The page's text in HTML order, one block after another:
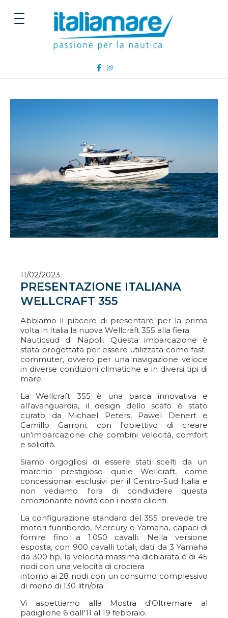
11/02/2023
PRESENTAZIONE ITALIANA
WELLCRAFT 355
Abbiamo il piacere di presentare per la prima
volta in Italia la nuova Wellcraft 355 alla fiera
Nauticsud di Napoli. Questa imbarcazione è
stata progettata per essere utilizzata come fast-
commuter, ovvero per una navigazione veloce
in diverse condizioni climatiche e in diversi tipi di
mare.
La Wellcraft 355 è una barca innovativa e
all'avanguardia, il design dello scafo è stato
curato da Michael Peters, Pawel Denert e
Camillo Garroni, con l'obiettivo di creare
un'imbarcazione che combini velocità, comfort
e solidità.
Siamo orgogliosi di essere stati scelti da un
marchio prestigioso quale Wellcraft, come
concessionari esclusivi per il Centro-Sud Italia e
non vediamo l'ora di condividere questa
emozionante novità con i nostri clienti.
La configurazione standard del 355 prevede tre
motori fuoribordo, Mercury o Yamaha, capaci di
fornire fino a 1.050 cavalli. Nella versione
esposta, con 900 cavalli totali, dati da 3 Yamaha
da 300 hp, la velocità massima dichiarata è di 45
nodi con una velocità di crociera
intorno ai 28 nodi con un consumo complessivo
di meno di 130 litri/ora.
Vi aspettiamo alla Mostra d'Oltremare al
padiglione 6 dall'11 al 19 febbraio.